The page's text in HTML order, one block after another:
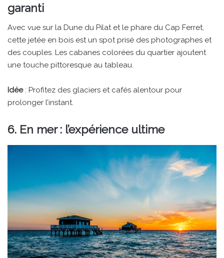
garanti
Avec vue sur la Dune du Pilat et le phare du Cap Ferret,
cette jetée en bois est un spot prisé des photographes et
des couples. Les cabanes colorées du quartier ajoutent
une touche pittoresque au tableau.
Idée: Profitez des glaciers et cafés alentour pour
prolonger l’instant.
6. En mer : l’expérience ultime